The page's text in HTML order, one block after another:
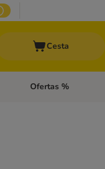
Cesta
Gama Vet.
Menú de categoria
Ofertas %